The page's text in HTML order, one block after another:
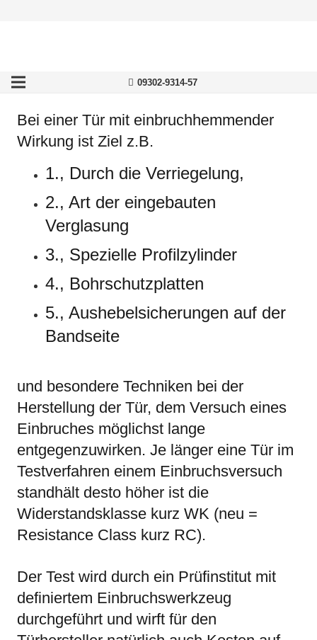
09302-9314-57
Bei einer Tür mit einbruchhemmender
Wirkung ist Ziel z.B.
1., Durch die Verriegelung,
2., Art der eingebauten
Verglasung
3., Spezielle Profilzylinder
4., Bohrschutzplatten
5., Aushebelsicherungen auf der
Bandseite
und besondere Techniken bei der
Herstellung der Tür, dem Versuch eines
Einbruches möglichst lange
entgegenzuwirken. Je länger eine Tür im
Testverfahren einem Einbruchsversuch
standhält desto höher ist die
Widerstandsklasse kurz WK (neu =
Resistance Class kurz RC).
Der Test wird durch ein Prüfinstitut mit
definiertem Einbruchswerkzeug
durchgeführt und wirft für den